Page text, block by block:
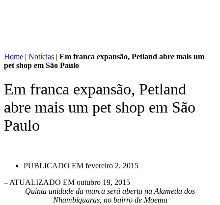
Home | Notícias | Em franca expansão, Petland abre mais um
pet shop em São Paulo
Em franca expansão, Petland
abre mais um pet shop em São
Paulo
PUBLICADO EM fevereiro 2, 2015
– ATUALIZADO EM outubro 19, 2015
Quinta unidade da marca será aberta na Alameda dos
Nhambiquaras, no bairro de Moema